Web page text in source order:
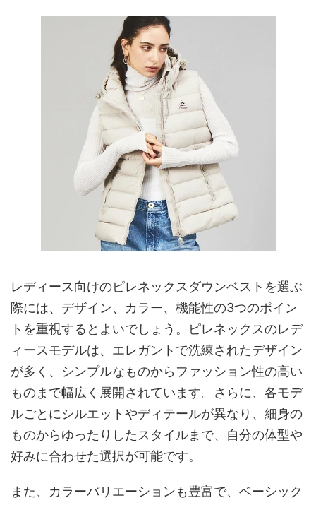
レディース向けのピレネックスダウンベストを選ぶ
際には、デザイン、カラー、機能性の3つのポイン
トを重視するとよいでしょう。ピレネックスのレデ
ィースモデルは、エレガントで洗練されたデザイン
が多く、シンプルなものからファッション性の高い
ものまで幅広く展開されています。さらに、各モデ
ルごとにシルエットやディテールが異なり、細身の
ものからゆったりしたスタイルまで、自分の体型や
好みに合わせた選択が可能です。
また、カラーバリエーションも豊富で、ベーシック